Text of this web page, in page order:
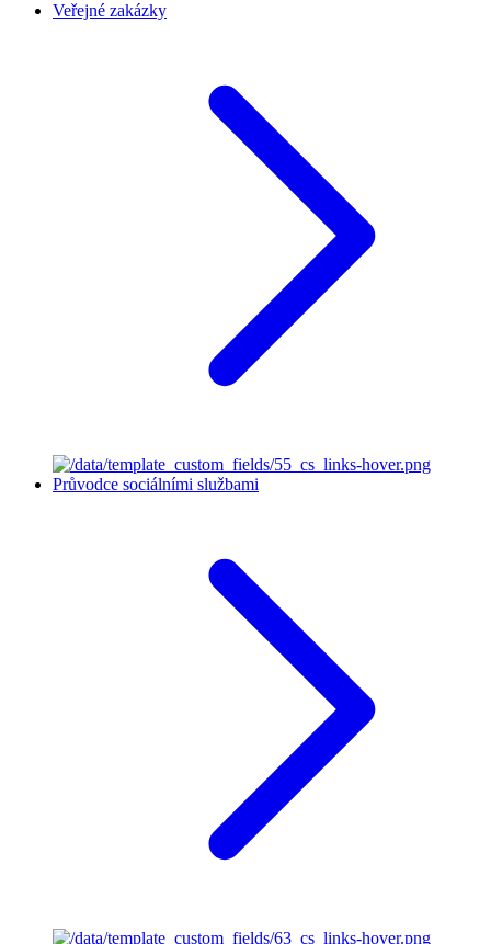
Veřejné zakázky
Průvodce sociálními službami